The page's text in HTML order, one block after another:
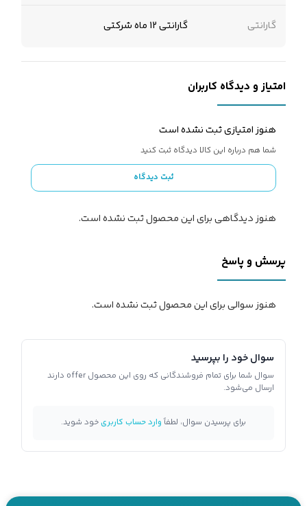
گارانتی گارانتی 12 ماه شرکتی
امتیاز و دیدگاه کاربران
هنوز امتیازی ثبت نشده است
شما هم درباره این کالا دیدگاه ثبت کنید
ثبت دیدگاه
هنوز دیدگاهی برای این محصول ثبت نشده است.
پرسش و پاسخ
هنوز سوالی برای این محصول ثبت نشده است.
سوال خود را بپرسید
سوال شما برای تمام فروشندگانی که روی این محصول offer دارند
ارسال می‌شود.
برای پرسیدن سوال، لطفاًوارد حساب کاربریخود شوید.